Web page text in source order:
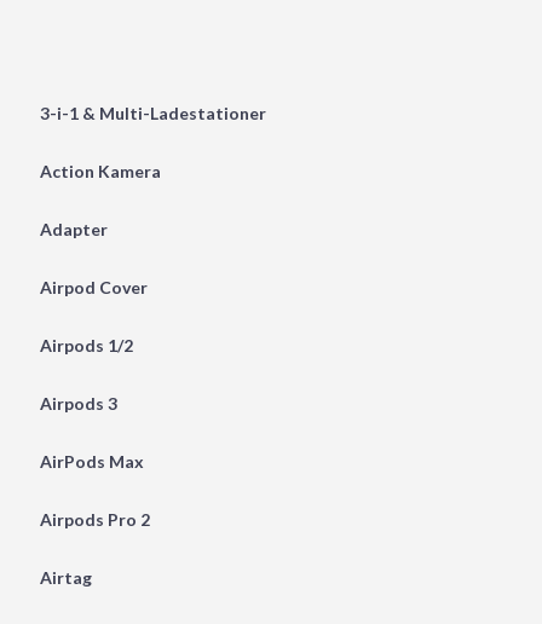
3-i-1 & Multi-Ladestationer
Action Kamera
Adapter
Airpod Cover
Airpods 1/2
Airpods 3
AirPods Max
Airpods Pro 2
Airtag